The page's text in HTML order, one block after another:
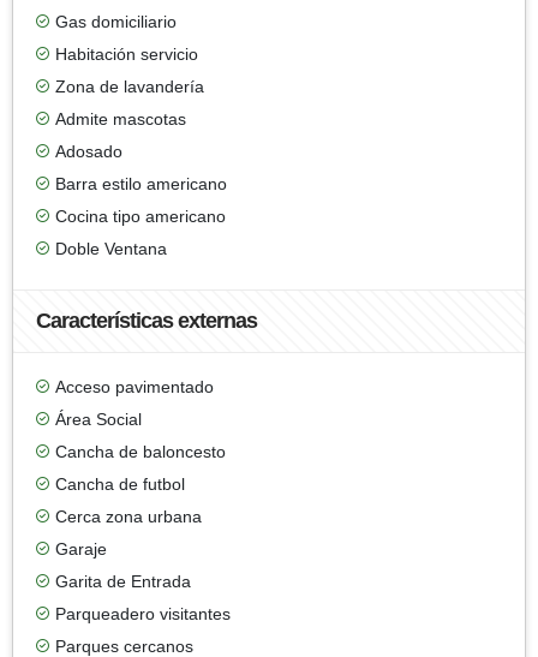
Gas domiciliario
Habitación servicio
Zona de lavandería
Admite mascotas
Adosado
Barra estilo americano
Cocina tipo americano
Doble Ventana
Características externas
Acceso pavimentado
Área Social
Cancha de baloncesto
Cancha de futbol
Cerca zona urbana
Garaje
Garita de Entrada
Parqueadero visitantes
Parques cercanos